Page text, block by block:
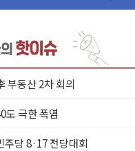
크·웬디스↓
부동산 2차 회의
도 극한 폭염
주당 8·17 전당대회